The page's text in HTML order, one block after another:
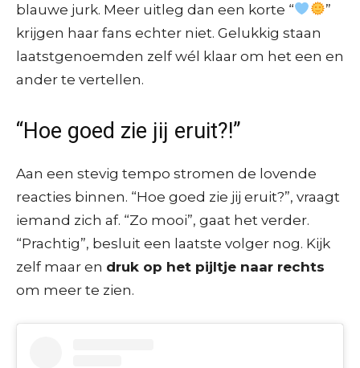
blauwe jurk. Meer uitleg dan een korte “
”
krijgen haar fans echter niet. Gelukkig staan
laatstgenoemden zelf wél klaar om het een en
ander te vertellen.
“Hoe goed zie jij eruit?!”
Aan een stevig tempo stromen de lovende
reacties binnen. “Hoe goed zie jij eruit?”, vraagt
iemand zich af. “Zo mooi”, gaat het verder.
“Prachtig”, besluit een laatste volger nog. Kijk
zelf maar en druk op het pijltje naar rechts
om meer te zien.